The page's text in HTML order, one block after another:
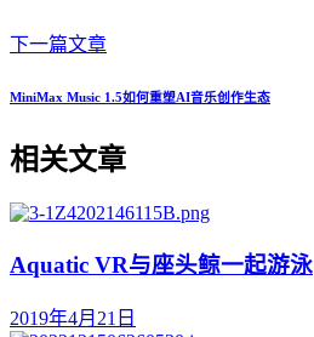
下一篇文章
MiniMax Music 1.5如何重塑AI音乐创作生态
相关文章
Aquatic VR与座头鲸一起游泳
2019年4月21日